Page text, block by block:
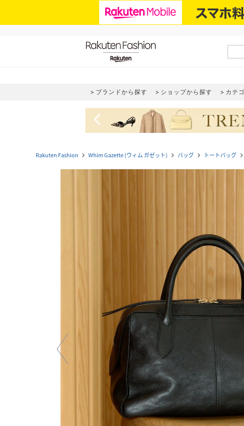
ブランドから探す ショップから探す カテ
navigate_before
Rakuten Fashion navigate_next Whim Gazette (ウィム ガゼット) navigate_next バッグ navigate_next トートバッグ navigate_next